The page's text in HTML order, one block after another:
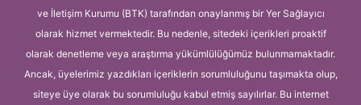
ve İletişim Kurumu (BTK) tarafından onaylanmış bir Yer Sağlayıcı
olarak hizmet vermektedir. Bu nedenle, sitedeki içerikleri proaktif
olarak denetleme veya araştırma yükümlülüğümüz bulunmamaktadır.
Ancak, üyelerimiz yazdıkları içeriklerin sorumluluğunu taşımakta olup,
siteye üye olarak bu sorumluluğu kabul etmiş sayılırlar. Bu internet